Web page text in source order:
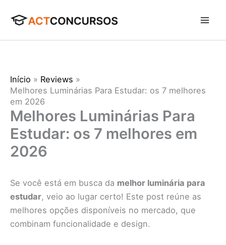
para
Início
Reviews
Melhores Luminárias Para Estudar: os 7 melhores
em 2026
Melhores Luminárias Para
Estudar: os 7 melhores em
2026
Se você está em busca da melhor luminária para
estudar, veio ao lugar certo! Este post reúne as
melhores opções disponíveis no mercado, que
combinam funcionalidade e design.